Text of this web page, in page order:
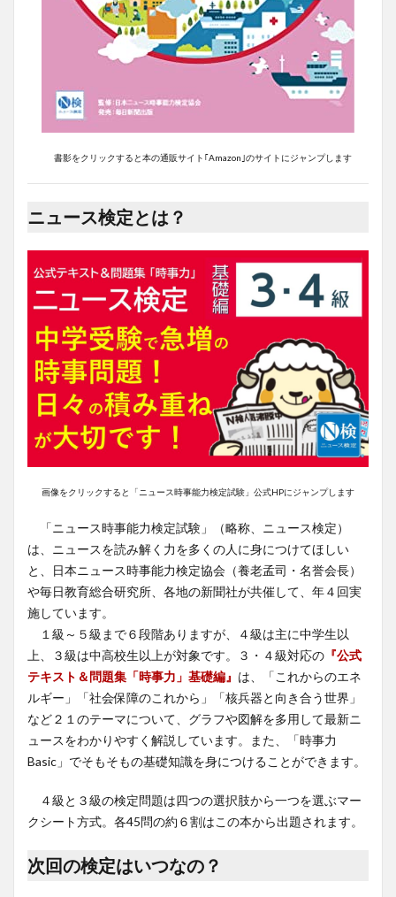
書影をクリックすると本の通販サイト｢Amazon｣のサイトにジャンプします
ニュース検定とは？
画像をクリックすると「ニュース時事能力検定試験」公式HPにジャンプします
「ニュース時事能力検定試験」（略称、ニュース検定）
は、ニュースを読み解く力を多くの人に身につけてほしい
と、日本ニュース時事能力検定協会（養老孟司・名誉会長）
や毎日教育総合研究所、各地の新聞社が共催して、年４回実
施しています。
１級～５級まで６段階ありますが、４級は主に中学生以
上、３級は中高校生以上が対象です。３・４級対応の 『公式
テキスト＆問題集「時事力」基礎編』 は、「これからのエネ
ルギー」「社会保障のこれから」「核兵器と向き合う世界」
など２１のテーマについて、グラフや図解を多用して最新ニ
ュースをわかりやすく解説しています。また、「時事力
Basic」でそもそもの基礎知識を身につけることができます。
４級と３級の検定問題は四つの選択肢から一つを選ぶマー
クシート方式。各45問の約６割はこの本から出題されます。
次回の検定はいつなの？